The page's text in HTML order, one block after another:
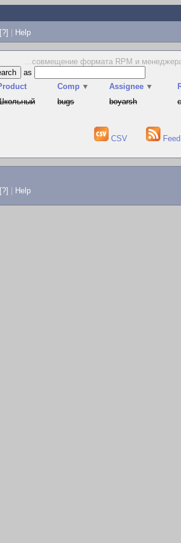
[?] | Help
...совмещение формата RPM и
as
Comp ▼ Assignee ▼
bugs boyarsh
CSV Feed
[?] Help